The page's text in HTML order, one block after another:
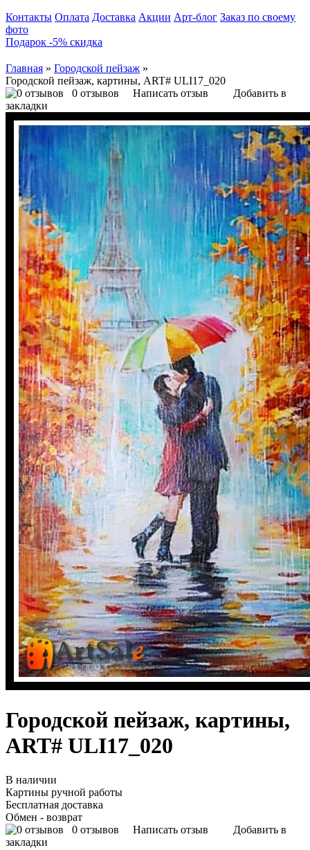
Контакты Оплата Доставка Акции Арт-блог Заказ по своему
фото
Подарок -5% скидка
Главная » Городской пейзаж »
Городской пейзаж, картины, ART# ULI17_020
0 отзывов
Написать отзыв
Добавить в
закладки
Городской пейзаж, картины,
ART# ULI17_020
В наличии
Картины ручной работы
Бесплатная доставка
Обмен - возврат
0 отзывов
Написать отзыв
Добавить в
закладки